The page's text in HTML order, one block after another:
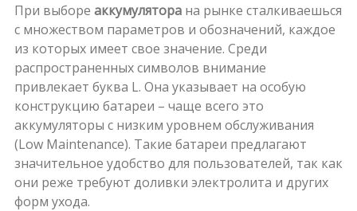
При выборе аккумуляторана рынке сталкиваешься
с множеством параметров и обозначений, каждое
из которых имеет свое значение. Среди
распространенных символов внимание
привлекает буква L. Она указывает на особую
конструкцию батареи – чаще всего это
аккумуляторы с низким уровнем обслуживания
(Low Maintenance). Такие батареи предлагают
значительное удобство для пользователей, так как
они реже требуют доливки электролита и других
форм ухода.